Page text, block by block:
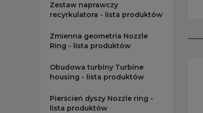
Zestaw naprawczy
recyrkulatora - lista produktów
Zmienna geometria Nozzle
Ring - lista produktów
Obudowa turbiny Turbine
housing - lista produktów
Pierścień dyszy Nozzle ring -
lista produktów